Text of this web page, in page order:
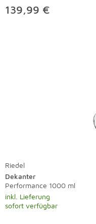
139,99 €
Riedel
Dekanter
Performance 1000 ml
inkl. Lieferung
sofort verfügbar